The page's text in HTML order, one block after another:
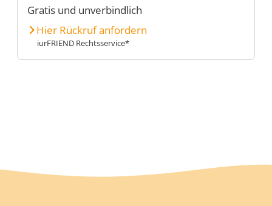
Gratis und unverbindlich
Hier Rückruf anfordern
iurFRIEND Rechtsservice*